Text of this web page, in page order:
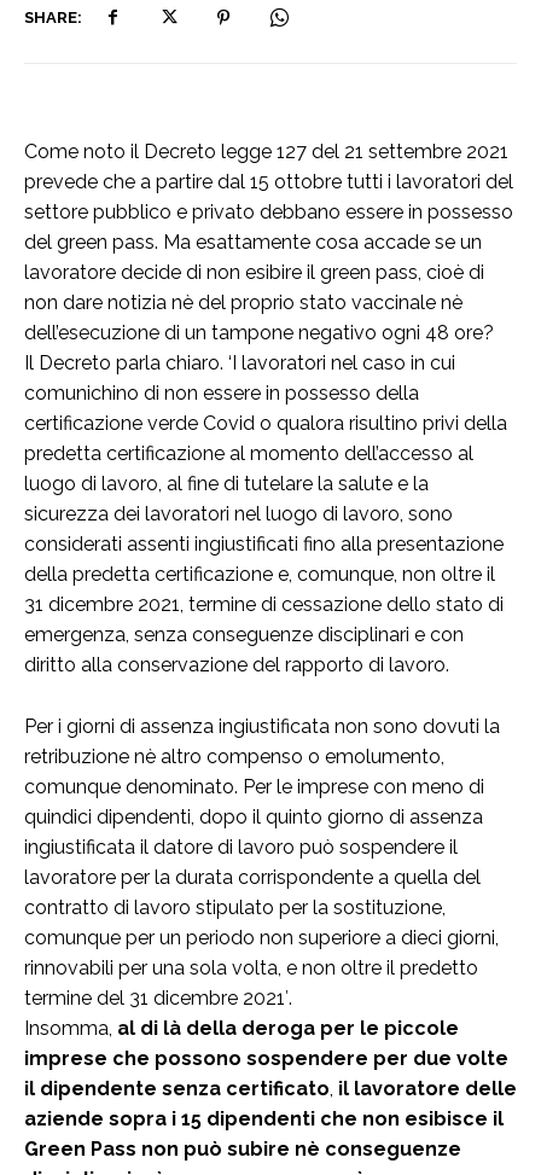
SHARE:
Come noto il Decreto legge 127 del 21 settembre 2021
prevede che a partire dal 15 ottobre tutti i lavoratori del
settore pubblico e privato debbano essere in possesso
del green pass. Ma esattamente cosa accade se un
lavoratore decide di non esibire il green pass, cioè di
non dare notizia nè del proprio stato vaccinale nè
dell’esecuzione di un tampone negativo ogni 48 ore?
Il Decreto parla chiaro. ‘I lavoratori nel caso in cui
comunichino di non essere in possesso della
certificazione verde Covid o qualora risultino privi della
predetta certificazione al momento dell’accesso al
luogo di lavoro, al fine di tutelare la salute e la
sicurezza dei lavoratori nel luogo di lavoro, sono
considerati assenti ingiustificati fino alla presentazione
della predetta certificazione e, comunque, non oltre il
31 dicembre 2021, termine di cessazione dello stato di
emergenza, senza conseguenze disciplinari e con
diritto alla conservazione del rapporto di lavoro.
Per i giorni di assenza ingiustificata non sono dovuti la
retribuzione nè altro compenso o emolumento,
comunque denominato. Per le imprese con meno di
quindici dipendenti, dopo il quinto giorno di assenza
ingiustificata il datore di lavoro può sospendere il
lavoratore per la durata corrispondente a quella del
contratto di lavoro stipulato per la sostituzione,
comunque per un periodo non superiore a dieci giorni,
rinnovabili per una sola volta, e non oltre il predetto
termine del 31 dicembre 2021′.
Insomma, al di là della deroga per le piccole
imprese che possono sospendere per due volte
il dipendente senza certificato il lavoratore delle
aziende sopra i 15 dipendenti che non esibisce il
Green Pass non può subire nè conseguenze